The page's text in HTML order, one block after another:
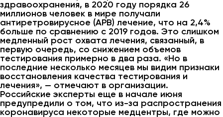
здравоохранения, в 2020 году порядка 26
миллионов человек в мире получали
антиретровирусное (АРВ) лечение, что на 2,4%
больше по сравнению с 2019 годов. Это слишком
медленный рост охвата лечения, связанный, в
первую очередь, со снижением объемов
тестирования примерно в два раза. «Но в
последние несколько месяцев мы видим признаки
восстановления качества тестирования и
лечения», — отмечают в организации.
Российские эксперты еще в начале июня
предупредили о том, что из-за распространения
коронавируса некоторые медцентры, где можно